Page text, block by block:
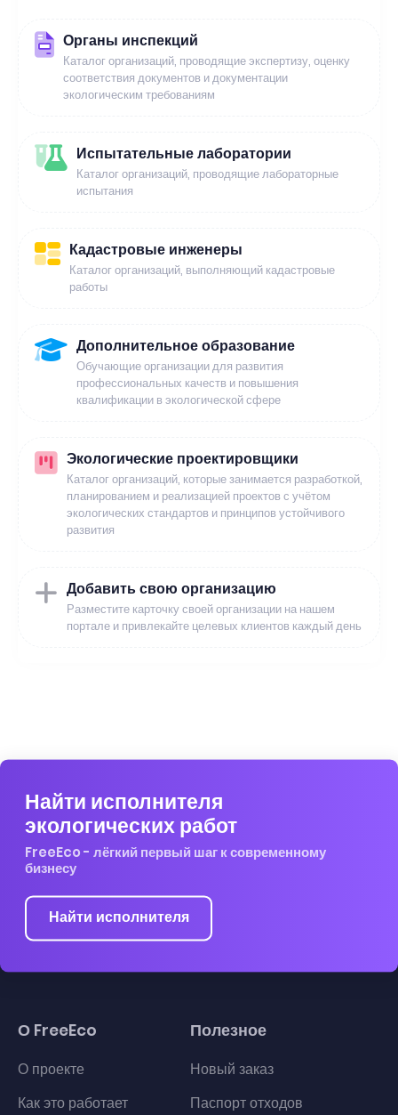
Органы инспекций
Каталог организаций, проводящие экспертизу, оценку
соответствия документов и документации
экологическим требованиям
Испытательные лаборатории
Каталог организаций, проводящие лабораторные
испытания
Кадастровые инженеры
Каталог организаций, выполняющий кадастровые
работы
Дополнительное образование
Обучающие организации для развития
профессиональных качеств и повышения
квалификации в экологической сфере
Экологические проектировщики
Каталог организаций, которые занимается разработкой,
планированием и реализацией проектов с учётом
экологических стандартов и принципов устойчивого
развития
Добавить свою организацию
Разместите карточку своей организации на нашем
портале и привлекайте целевых клиентов каждый день
Найти исполнителя
экологических работ
FreeEco - лёгкий первый шаг к современному
бизнесу
Найти исполнителя
О FreeEco
О проекте
Как это работает
Полезное
Новый заказ
Паспорт отходов